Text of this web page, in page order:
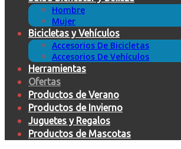
Hombre
Mujer
Bicicletas y Vehículos
Accesorios De Bicicletas
Accesorios De Vehículos
Herramientas
Ofertas
Productos de Verano
Productos de Invierno
Juguetes y Regalos
Productos de Mascotas